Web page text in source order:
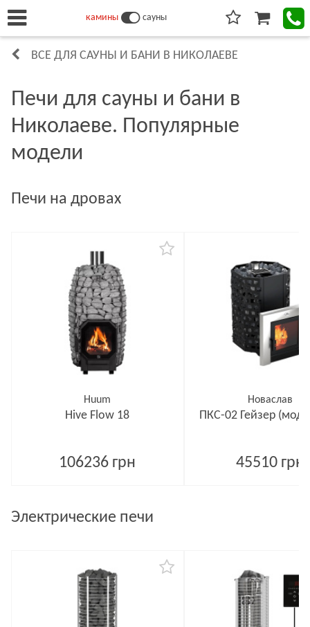
камины сауны
ВСЕ ДЛЯ САУНЫ И БАНИ В НИКОЛАЕВЕ
Печи для сауны и бани в
Николаеве. Популярные
модели
Печи на дровах
Huum
Hive Flow 18
106236 грн
Новаслав
ПКС-02 Гейзер
45510 грн
Электрические печи